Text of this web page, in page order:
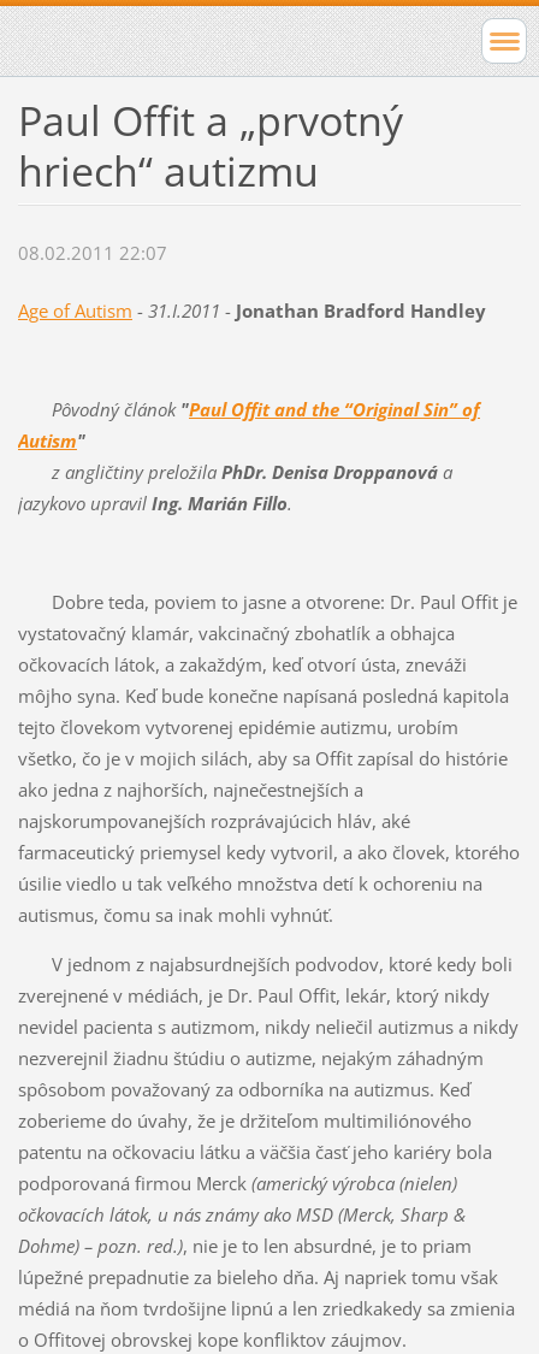
Paul Offit a „prvotný
hriech“ autizmu
08.02.2011 22:07
Age of Autism - 31.I.2011 - Jonathan Bradford Handley
Pôvodný článok "Paul Offit and the “Original Sin” of
Autism"
z angličtiny preložila PhDr. Denisa Droppanováa
jazykovo upravil Ing. Marián Fillo.
Dobre teda, poviem to jasne a otvorene: Dr. Paul Offit je
vystatovačný klamár, vakcinačný zbohatlík a obhajca
očkovacích látok, a zakaždým, keď otvorí ústa, zneváži
môjho syna. Keď bude konečne napísaná posledná kapitola
tejto človekom vytvorenej epidémie autizmu, urobím
všetko, čo je v mojich silách, aby sa Offit zapísal do histórie
ako jedna z najhorších, najnečestnejších a
najskorumpovanejších rozprávajúcich hláv, aké
farmaceutický priemysel kedy vytvoril, a ako človek, ktorého
úsilie viedlo u tak veľkého množstva detí k ochoreniu na
autismus, čomu sa inak mohli vyhnúť.
V jednom z najabsurdnejších podvodov, ktoré kedy boli
zverejnené v médiách, je Dr. Paul Offit, lekár, ktorý nikdy
nevidel pacienta s autizmom, nikdy neliečil autizmus a nikdy
nezverejnil žiadnu štúdiu o autizme, nejakým záhadným
spôsobom považovaný za odborníka na autizmus. Keď
zoberieme do úvahy, že je držiteľom multimiliónového
patentu na očkovaciu látku a väčšia časť jeho kariéry bola
podporovaná firmou Merck (americký výrobca (nielen)
očkovacích látok, u nás známy ako MSD (Merck, Sharp &
Dohme) – pozn. red.), nie je to len absurdné, je to priam
lúpežné prepadnutie za bieleho dňa. Aj napriek tomu však
médiá na ňom tvrdošijne lipnú a len zriedkakedy sa zmienia
o Offitovej obrovskej kope konfliktov záujmov.